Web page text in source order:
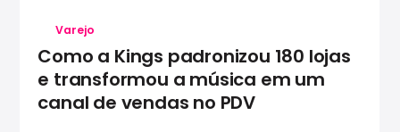
Varejo
Como a Kings padronizou 180 lojas
e transformou a música em um
canal de vendas no PDV